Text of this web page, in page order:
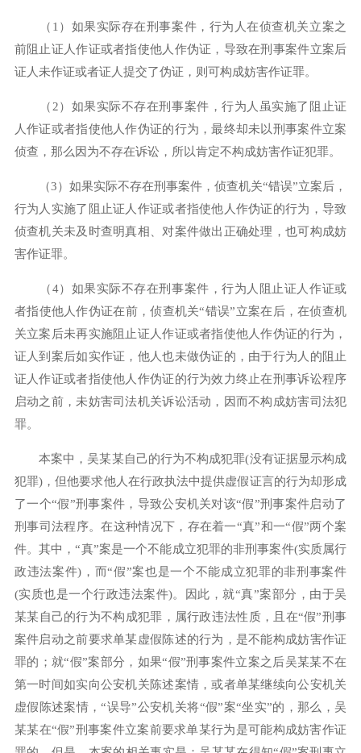
（1）如果实际存在刑事案件，行为人在侦查机关立案之
前阻止证人作证或者指使他人作伪证，导致在刑事案件立案后
证人未作证或者证人提交了伪证，则可构成妨害作证罪。
（2）如果实际不存在刑事案件，行为人虽实施了阻止证
人作证或者指使他人作伪证的行为，最终却未以刑事案件立案
侦查，那么因为不存在诉讼，所以肯定不构成妨害作证犯罪。
（3）如果实际不存在刑事案件，侦查机关“错误”立案后，
行为人实施了阻止证人作证或者指使他人作伪证的行为，导致
侦查机关未及时查明真相、对案件做出正确处理，也可构成妨
害作证罪。
（4）如果实际不存在刑事案件，行为人阻止证人作证或
者指使他人作伪证在前，侦查机关“错误”立案在后，在侦查机
关立案后未再实施阻止证人作证或者指使他人作伪证的行为，
证人到案后如实作证，他人也未做伪证的，由于行为人的阻止
证人作证或者指使他人作伪证的行为效力终止在刑事诉讼程序
启动之前，未妨害司法机关诉讼活动，因而不构成妨害司法犯
罪。
本案中，吴某某自己的行为不构成犯罪(没有证据显示构成
犯罪)，但他要求他人在行政执法中提供虚假证言的行为却形成
了一个“假”刑事案件，导致公安机关对该“假”刑事案件启动了
刑事司法程序。在这种情况下，存在着一“真”和一“假”两个案
件。其中，“真”案是一个不能成立犯罪的非刑事案件(实质属行
政违法案件)，而“假”案也是一个不能成立犯罪的非刑事案件
(实质也是一个行政违法案件)。因此，就“真”案部分，由于吴
某某自己的行为不构成犯罪，属行政违法性质，且在“假”刑事
案件启动之前要求单某虚假陈述的行为，是不能构成妨害作证
罪的；就“假”案部分，如果“假”刑事案件立案之后吴某某不在
第一时间如实向公安机关陈述案情，或者单某继续向公安机关
虚假陈述案情，“误导”公安机关将“假”案“坐实”的，那么，吴
某某在“假”刑事案件立案前要求单某行为是可能构成妨害作证